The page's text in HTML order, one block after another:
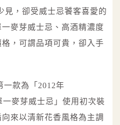
見，卻受威士忌饕客喜愛的
麥芽威士忌、高酒精濃度
，可謂品項可貴，卻入手
一款為「2012年
一麥芽威士忌」使用初次裝
來以清新花香風格為主調